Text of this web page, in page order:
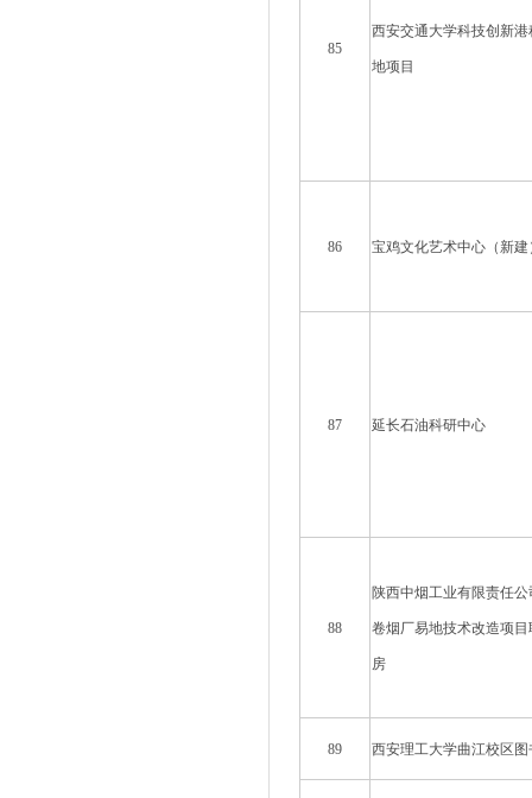
85
西安交通大学科技创新港
地项目
86 宝鸡文化艺术中心（新建
87 延长石油科研中心
88
陕西中烟工业有限责任公
卷烟厂易地技术改造项目
房
89 西安理工大学曲江校区图